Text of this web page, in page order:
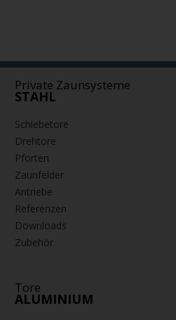
Private Zaunsysteme
STAHL
Schiebetore
Drehtore
Pforten
Zaunfelder
Antriebe
Referenzen
Downloads
Zubehör
Tore
ALUMINIUM